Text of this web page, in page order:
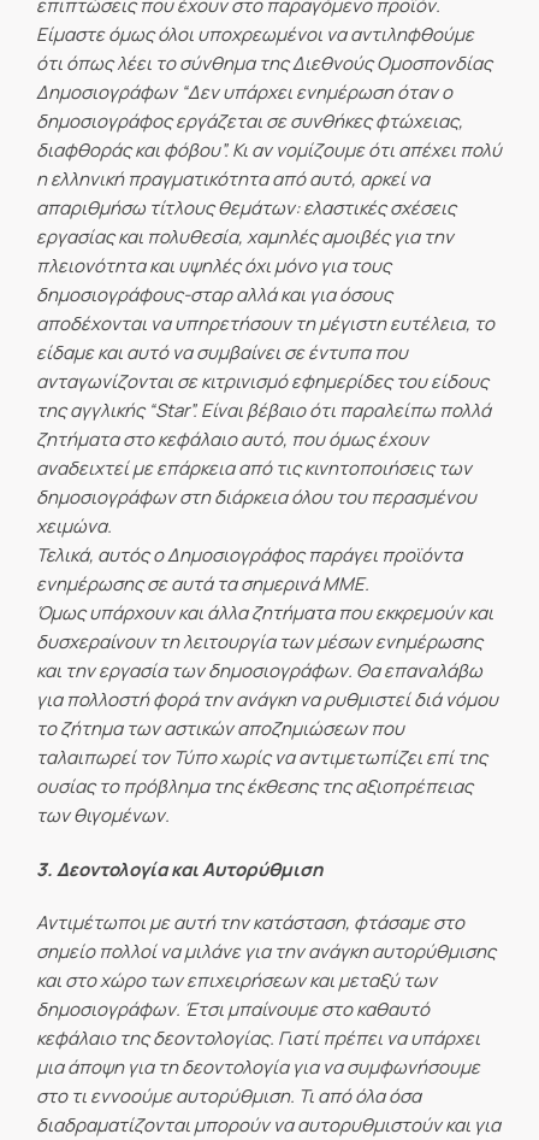
επιπτώσεις που έχουν στο παραγόμενο προϊόν.
Είμαστε όμως όλοι υποχρεωμένοι να αντιληφθούμε
ότι όπως λέει το σύνθημα της Διεθνούς Ομοσπονδίας
Δημοσιογράφων “Δεν υπάρχει ενημέρωση όταν ο
δημοσιογράφος εργάζεται σε συνθήκες φτώχειας,
διαφθοράς και φόβου”. Κι αν νομίζουμε ότι απέχει πολύ
η ελληνική πραγματικότητα από αυτό, αρκεί να
απαριθμήσω τίτλους θεμάτων: ελαστικές σχέσεις
εργασίας και πολυθεσία, χαμηλές αμοιβές για την
πλειονότητα και υψηλές όχι μόνο για τους
δημοσιογράφους-σταρ αλλά και για όσους
αποδέχονται να υπηρετήσουν τη μέγιστη ευτέλεια, το
είδαμε και αυτό να συμβαίνει σε έντυπα που
ανταγωνίζονται σε κιτρινισμό εφημερίδες του είδους
της αγγλικής “Star”. Είναι βέβαιο ότι παραλείπω πολλά
ζητήματα στο κεφάλαιο αυτό, που όμως έχουν
αναδειχτεί με επάρκεια από τις κινητοποιήσεις των
δημοσιογράφων στη διάρκεια όλου του περασμένου
χειμώνα.
Τελικά, αυτός ο Δημοσιογράφος παράγει προϊόντα
ενημέρωσης σε αυτά τα σημερινά ΜΜΕ.
Όμως υπάρχουν και άλλα ζητήματα που εκκρεμούν και
δυσχεραίνουν τη λειτουργία των μέσων ενημέρωσης
και την εργασία των δημοσιογράφων. Θα επαναλάβω
για πολλοστή φορά την ανάγκη να ρυθμιστεί διά νόμου
το ζήτημα των αστικών αποζημιώσεων που
ταλαιπωρεί τον Τύπο χωρίς να αντιμετωπίζει επί της
ουσίας το πρόβλημα της έκθεσης της αξιοπρέπειας
των θιγομένων.
3. Δεοντολογία και Αυτορύθμιση
Αντιμέτωποι με αυτή την κατάσταση, φτάσαμε στο
σημείο πολλοί να μιλάνε για την ανάγκη αυτορύθμισης
και στο χώρο των επιχειρήσεων και μεταξύ των
δημοσιογράφων. Έτσι μπαίνουμε στο καθαυτό
κεφάλαιο της δεοντολογίας. Γιατί πρέπει να υπάρχει
μια άποψη για τη δεοντολογία για να συμφωνήσουμε
στο τι εννοούμε αυτορύθμιση. Τι από όλα όσα
διαδραματίζονται μπορούν να αυτορυθμιστούν και για